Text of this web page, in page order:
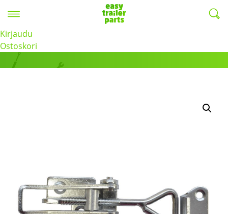
Kirjaudu
Ostoskori
Tuotteet